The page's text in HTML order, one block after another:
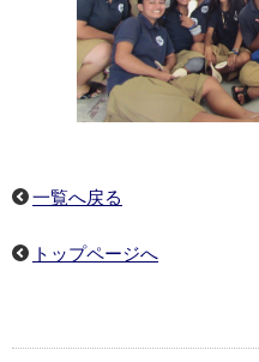
一覧へ戻る
トップページへ